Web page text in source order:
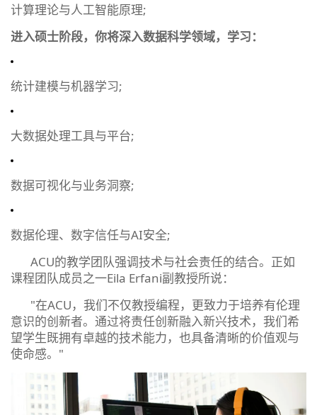
计算理论与人工智能原理;
进入硕士阶段，你将深入数据科学领域，学习：
统计建模与机器学习;
大数据处理工具与平台;
数据可视化与业务洞察;
数据伦理、数字信任与AI安全;
ACU的教学团队强调技术与社会责任的结合。正如
课程团队成员之一Eila Erfani副教授所说：
"在ACU，我们不仅教授编程，更致力于培养有伦理
意识的创新者。通过将责任创新融入新兴技术，我们希
望学生既拥有卓越的技术能力，也具备清晰的价值观与
使命感。"